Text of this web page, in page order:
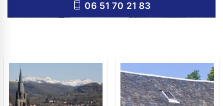
06 51 70 21 83